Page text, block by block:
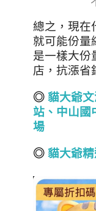
總之，現在
就可能份量
是一樣大份
店，抗漲省
◎ 貓大爺
站、中山國
場
◎ 貓大爺